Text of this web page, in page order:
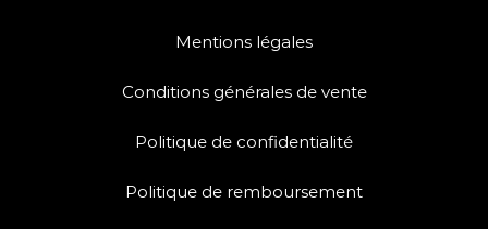
Mentions légales
Conditions générales de vente
Politique de confidentialité
Politique de remboursement